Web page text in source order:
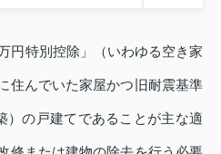
円特別控除」（いわゆる空き家
住んでいた家屋かつ旧耐震基準
）の戸建てであることが主な適